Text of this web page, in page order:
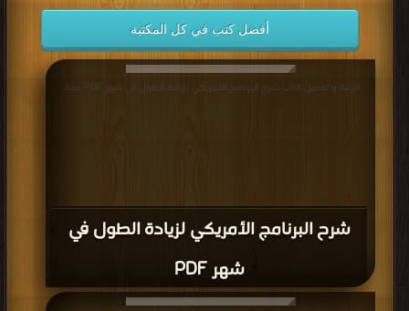
أفضل كتب في كل المكتبة
شرح البرنامج الأمريكي لزيادة الطول في
شهر PDF
قراءة و تحميل كتاب شرح البرنامج الأمريكي لزيادة الطول في شهر PDF مجانا